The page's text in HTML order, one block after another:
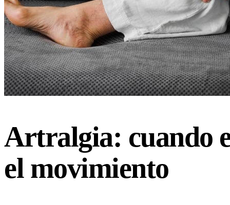
Artralgia: cuando
el movimiento